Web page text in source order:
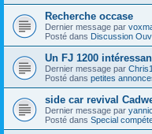
Recherche occase
Dernier message par
Posté dans Discussion
Un FJ 1200
Dernier message par
Posté dans petites
side car revival
Dernier message par
Posté dans Special